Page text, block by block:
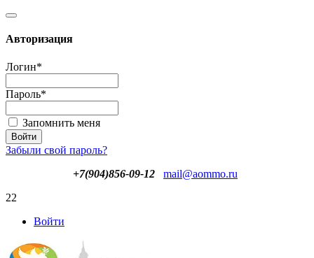
Авторизация
Логин*
Пароль*
Запомнить меня
Забыли свой пароль?
+7(904)856-09-12
mail@aommo.ru
22
Войти